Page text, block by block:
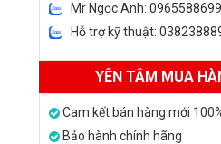
Mr Ngọc Anh: 0965588699
Hỗ trợ kỹ thuật:
YÊN TÂM MUA
Cam kết bán hàng mới
Bảo hành chính hãng